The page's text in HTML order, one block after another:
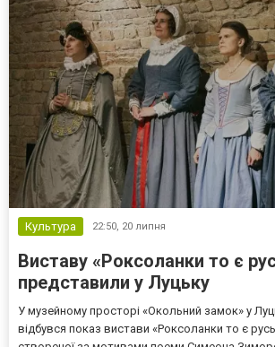
Культура 22:50, 20 липня
Виставу «Роксоланки то є
представили у Луцьку
У музейному просторі «Окольний замок» у
відбувся показ вистави «Роксоланки то є